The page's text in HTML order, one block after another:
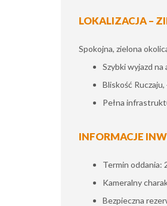
LOKALIZACJA –
Spokojna, zielona
Szybki wyjazd
Bliskość
Pełna
INFORMACJE
Termin oddania:
Kameralny
Bezpieczna